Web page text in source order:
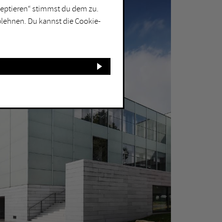
stimmst du dem zu.
Du kannst die Cookie-